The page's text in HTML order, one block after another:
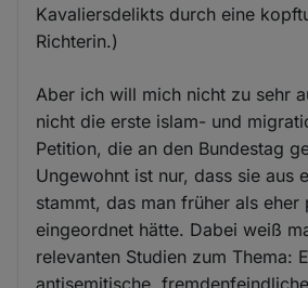
Kavaliersdelikts durch eine
Richterin.)
Aber ich will mich nicht zu sehr
nicht die erste islam- und
Petition, die an den Bundestag
Ungewohnt ist nur, dass sie aus
stammt, das man früher als eher
eingeordnet hätte. Dabei weiß
relevanten Studien zum Thema: